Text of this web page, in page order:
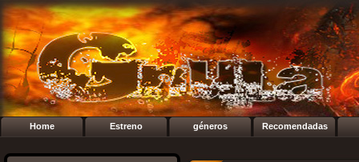
Home Estreno géneros Recomendadas